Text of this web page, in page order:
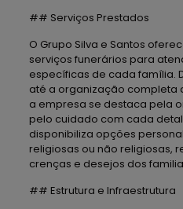
## Serviços Prestados
O Grupo Silva e Santos
serviços funerários para
específicas de cada família.
até a organização completa
a empresa se destaca pela
pelo cuidado com cada
disponibiliza opções
religiosas ou não religiosas,
crenças e desejos dos
## Estrutura e Infraestrutura